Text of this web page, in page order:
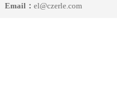
Email： el@czerle.com